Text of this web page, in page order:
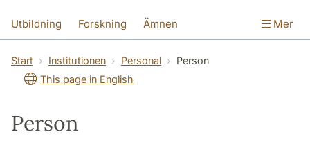
Utbildning Forskning Ämnen
SOL-husen Kontakt Institutionen
översättning till svenska
Mer
Start Institutionen Personal
Person
This page in English
Person